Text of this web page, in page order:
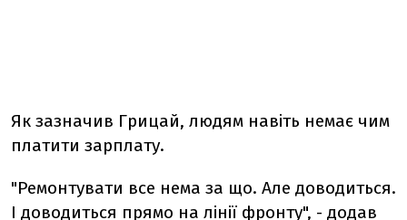
Як зазначив Грицай, людям навіть немає чим
платити зарплату.
"Ремонтувати все нема за що. Але доводиться.
І доводиться прямо на лінії фронту", - додав